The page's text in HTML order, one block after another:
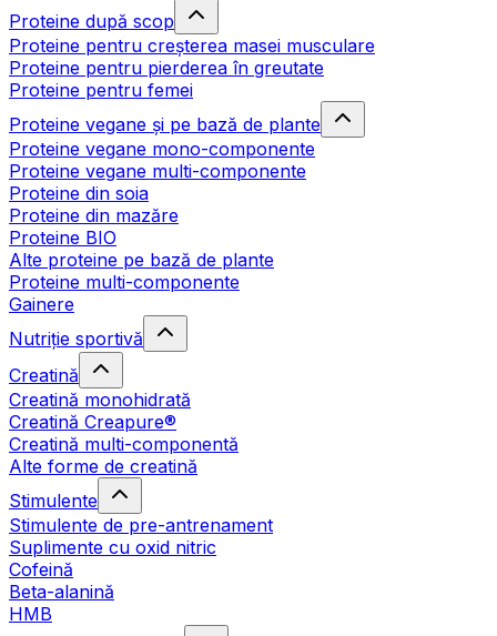
Proteine după scop
Proteine pentru creșterea masei musculare
Proteine pentru pierderea în greutate
Proteine pentru femei
Proteine vegane și pe bază de plante
Proteine vegane mono-componente
Proteine vegane multi-componente
Proteine din soia
Proteine din mazăre
Proteine BIO
Alte proteine pe bază de plante
Proteine multi-componente
Gainere
Nutriție sportivă
Creatină
Creatină monohidrată
Creatină Creapure®
Creatină multi-componentă
Alte forme de creatină
Stimulente
Stimulente de pre-antrenament
Suplimente cu oxid nitric
Cofeină
Beta-alanină
HMB